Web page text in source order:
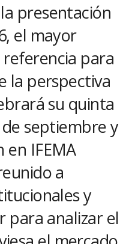
presentación
el mayor
para
la perspectiva
su quinta
septiembre y
en IFEMA
a
y
para analizar el